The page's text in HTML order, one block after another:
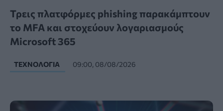
Τρεις πλατφόρμες phishing παρακάμπτουν
το MFA και στοχεύουν λογαριασμούς
Microsoft 365
ΤΕΧΝΟΛΟΓΊΑ 09:00, 08/08/2026